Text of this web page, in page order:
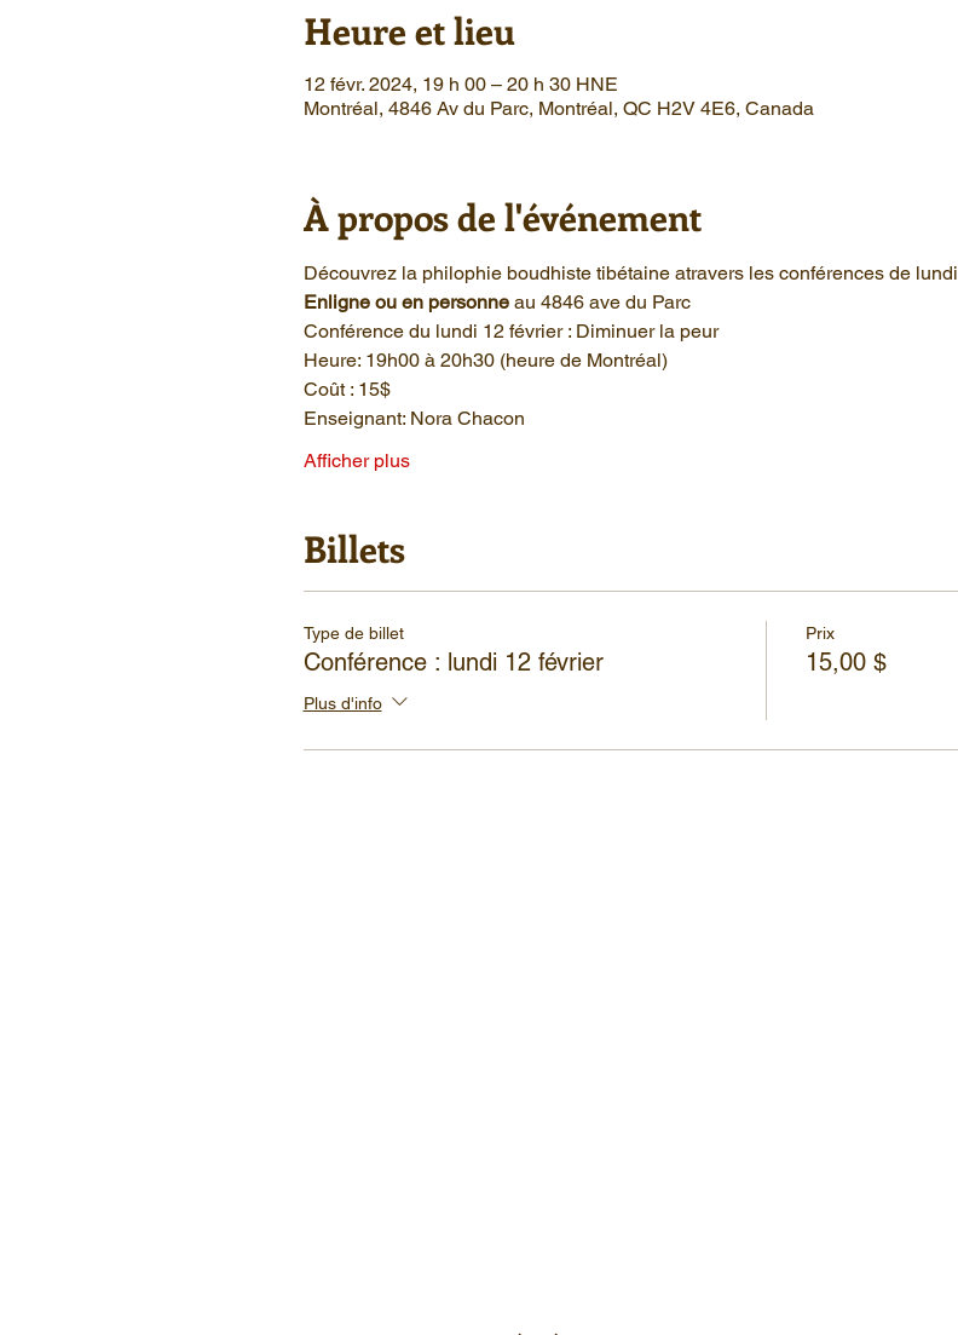
Heure et lieu
12 févr. 2024, 19 h 00 – 20 h 30 HNE
Montréal, 4846 Av du Parc, Montréal, QC H2V 4E6, Canada
À propos de l'événement
Découvrez la philophie boudhiste tibétaine atravers les conférences de lundi
Enligne ou en personne au 4846 ave du Parc
Conférence du lundi 12 février : Diminuer la peur
Heure: 19h00 à 20h30 (heure de Montréal)
Coût : 15$
Enseignant: Nora Chacon
Afficher plus
Billets
Type de billet
Conférence : lundi 12 février
Plus d'info
Prix
15,00 $